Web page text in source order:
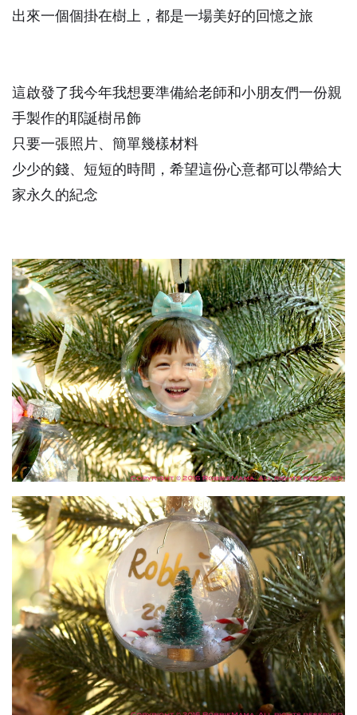
出來一個個掛在樹上，都是一場美好的回憶之旅
這啟發了我今年我想要準備給老師和小朋友們一份親
手製作的耶誕樹吊飾
只要一張照片、簡單幾樣材料
少少的錢、短短的時間，希望這份心意都可以帶給大
家永久的紀念